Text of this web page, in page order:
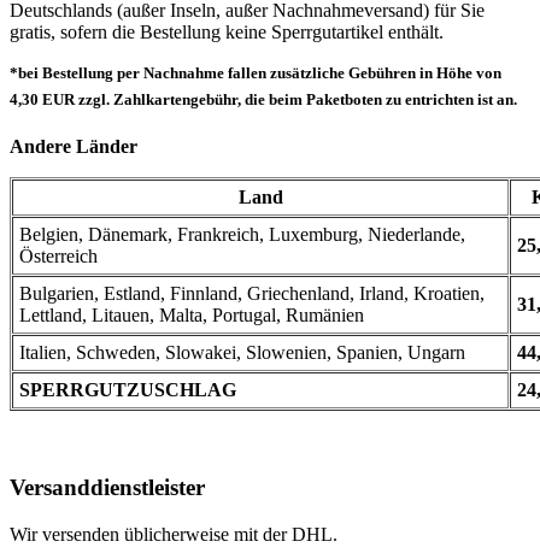
Deutschlands (außer Inseln, außer Nachnahmeversand) für Sie
gratis, sofern die Bestellung keine Sperrgutartikel enthält.
*bei Bestellung per Nachnahme fallen zusätzliche Gebühren in Höhe von
4,30 EUR zzgl. Zahlkartengebühr, die beim Paketboten zu entrichten ist an.
Andere Länder
Land
Belgien, Dänemark, Frankreich, Luxemburg, Niederlande,
Österreich
Bulgarien, Estland, Finnland, Griechenland, Irland, Kroatien,
Lettland, Litauen, Malta, Portugal, Rumänien
Italien, Schweden, Slowakei, Slowenien, Spanien, Ungarn
SPERRGUTZUSCHLAG
Versanddienstleister
Wir versenden üblicherweise mit der DHL.